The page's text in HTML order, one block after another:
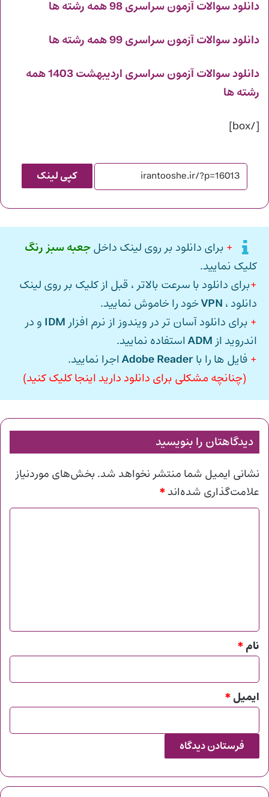
دانلود سوالات آزمون سراسری 98 همه رشته ها
دانلود سوالات آزمون سراسری 99 همه رشته ها
دانلود سوالات آزمون سراسری اردیبهشت 1403 همه
رشته ها
[/box]
کپی لینک
+ برای دانلود بر روی لینک داخلجعبه سبز رنگ
کلیک نمایید.
+برای دانلود با سرعت بالاتر ، قبل از کلیک بر روی لینک
دانلود ، VPNخود را خاموش نمایید.
+ برای دانلود آسان تر در ویندوز از نرم افزار IDM و در
اندروید از ADMاستفاده نمایید.
+ فایل ها را باAdobe Readerاجرا نمایید.
(چنانچه مشکلی برای دانلود دارید اینجا کلیک کنید)
دیدگاهتان را بنویسید
نشانی ایمیل شما منتشر نخواهد شد. بخش‌های موردنیاز
علامت‌گذاری شده‌اند*
*
نام*
ایمیل*